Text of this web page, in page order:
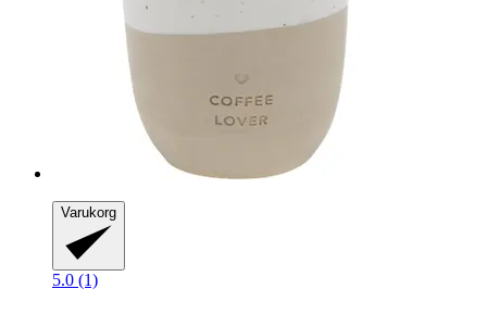
Varukorg
5.0 (1)